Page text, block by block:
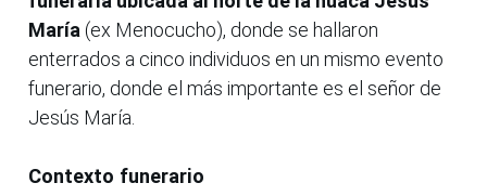
María (ex Menocucho), donde se hallaron
enterrados a cinco individuos en un mismo evento
funerario, donde el más importante es el señor de
Jesús María.
Contexto funerario